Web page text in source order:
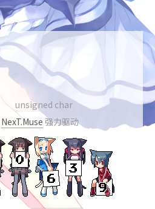
unsigned char
NexT.Muse 强力驱动